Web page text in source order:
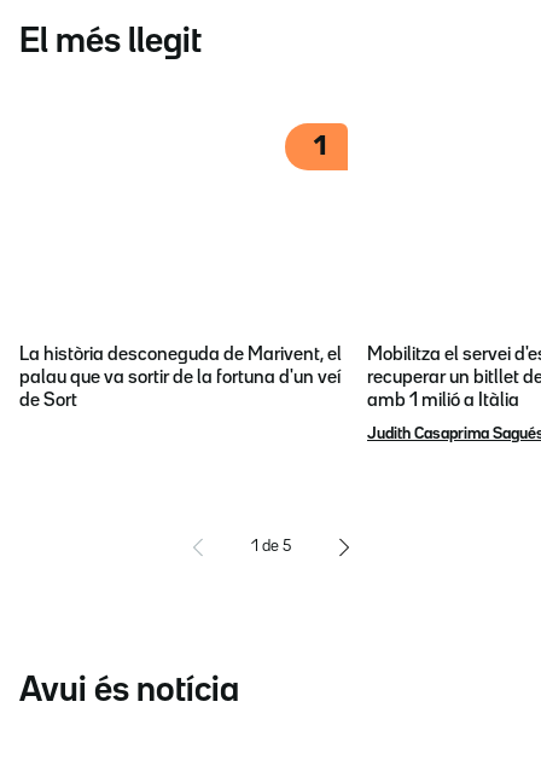
El més llegit
1
La història desconeguda de Marivent, el
palau que va sortir de la fortuna d'un veí
de Sort
Mobilitza el servei
recuperar un bitllet
amb 1 milió a Itàlia
Judith Casaprima
1 de 5
Avui és notícia